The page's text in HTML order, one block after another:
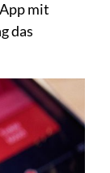
mit
das